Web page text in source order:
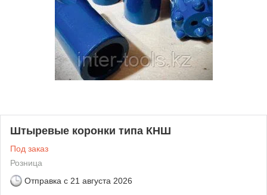
Штыревые коронки типа КНШ
Под заказ
Розница
Отправка с 21 августа 2026